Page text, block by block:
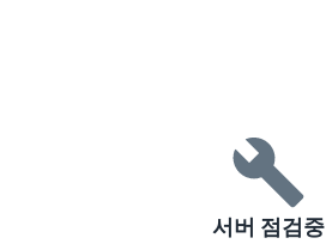
서버 점검중